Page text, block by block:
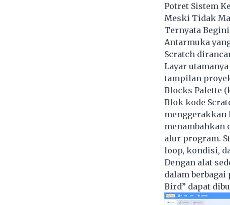
Potret Sistem
Meski Tidak
Ternyata
Antarmuka
Scratch
Layar
tampilan
Blocks Palette
Blok kode
menggerakkan
menambahkan
alur program.
loop, kondisi,
Dengan alat
dalam
Bird” dapat